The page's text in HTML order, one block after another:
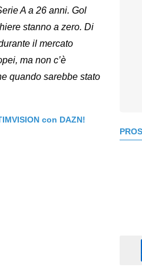
A a 26 anni. Gol
stanno a zero. Di
il mercato
ma non c’è
quando sarebbe stato
con DAZN!